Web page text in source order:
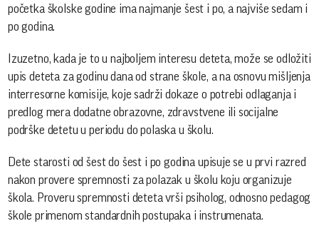
početka školske godine ima najmanje šest i po, a najviše sedam i
po godina.
Izuzetno, kada je to u najboljem interesu deteta, može se odložiti
upis deteta za godinu dana od strane škole, a na osnovu mišljenja
interresorne komisije, koje sadrži dokaze o potrebi odlaganja i
predlog mera dodatne obrazovne, zdravstvene ili socijalne
podrške detetu u periodu do polaska u školu.
Dete starosti od šest do šest i po godina upisuje se u prvi razred
nakon provere spremnosti za polazak u školu koju organizuje
škola. Proveru spremnosti deteta vrši psiholog, odnosno pedagog
škole primenom standardnih postupaka i instrumenata.